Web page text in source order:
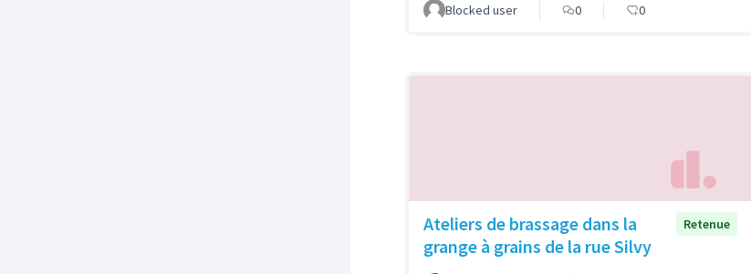
Blocked user 0 0
Ateliers de brassage dans la
grange à grains de la rue Silvy
Retenue